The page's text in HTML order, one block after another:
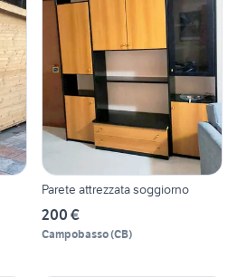
Parete attrezzata soggiorno
200 €
Campobasso(CB)